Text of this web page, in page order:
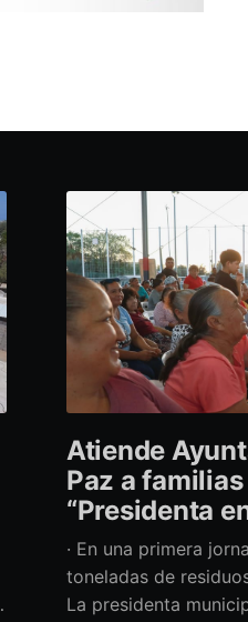
Atiende
Paz a
“Presidenta
· En una primera
toneladas de
La presidenta